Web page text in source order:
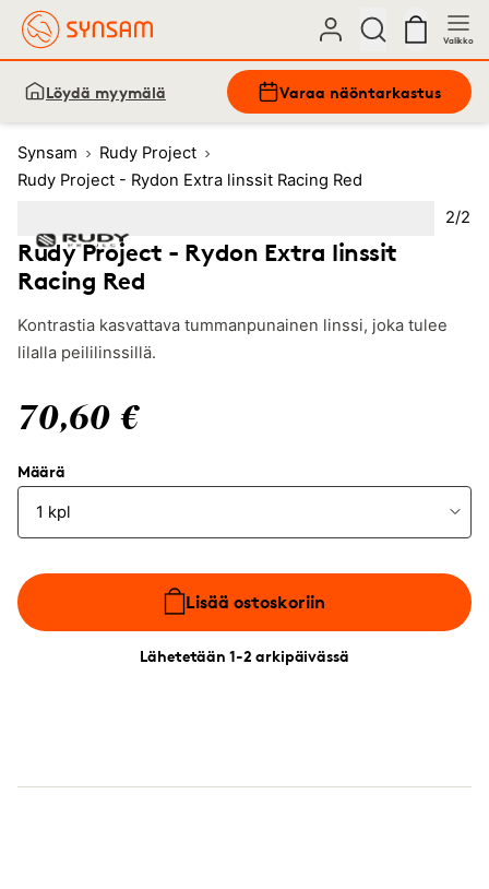
Valikko
Löydä myymälä Varaa näöntarkastus
Synsam
Rudy Project
Rudy Project - Rydon Extra linssit Racing Red
Rudy Project - Rydon Extra linssit
Racing Red
Kontrastia kasvattava tummanpunainen linssi, joka tulee
lilalla peililinssillä.
70,60 €
Määrä
Lisää ostoskoriin
Lähetetään 1-2 arkipäivässä
Kuva
2/2
Image